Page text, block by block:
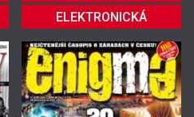
ELEKTRONICKÁ